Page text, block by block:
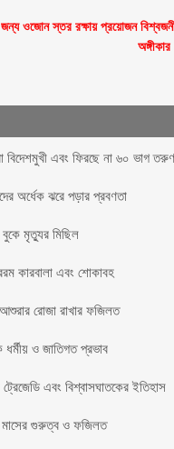
জন্য ওজোন স্তর রক্ষায় প্রয়োজন
অঙ্গীকার
বিদেশমুখী এবং ফিরছে না ৬০ ভাগ
অর্ধেক ঝরে পড়ার প্রবণতা
বুকে মৃত্যুর মিছিল
কারবালা এবং শোকাবহ
রোজা রাখার ফজিলত
ধর্মীয় ও জাতিগত প্রভাব
ট্রেজেডি এবং বিশ্বাসঘাতকের ইতিহাস
গুরুত্ব ও ফজিলত